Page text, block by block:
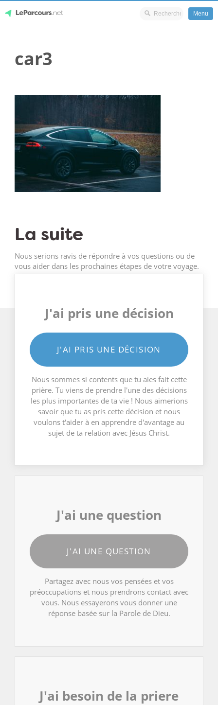
content
Menu
car3
La suite
Nous serions ravis de répondre à vos questions ou de
vous aider dans les prochaines étapes de votre voyage.
J'ai pris une décision
J'AI PRIS UNE DÉCISION
Nous sommes si contents que tu aies fait cette
prière. Tu viens de prendre l'une des décisions
les plus importantes de ta vie ! Nous aimerions
savoir que tu as pris cette décision et nous
voulons t'aider à en apprendre d'avantage au
sujet de ta relation avec Jésus Christ.
J'ai une question
J'AI UNE QUESTION
Partagez avec nous vos pensées et vos
préoccupations et nous prendrons contact avec
vous. Nous essayerons vous donner une
réponse basée sur la Parole de Dieu.
J'ai besoin de la priere